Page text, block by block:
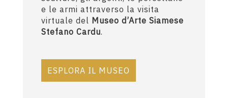
IL TOUR
VIRTUALE
sculture, gli argenti, le porcellane
e le armi attraverso la visita
virtuale delMuseo d’Arte Siamese